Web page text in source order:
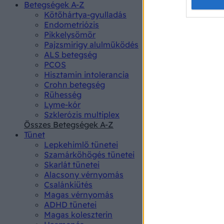
Betegségek A-Z
Kötőhártya-gyulladás
Endometriózis
Pikkelysömör
Pajzsmirigy alulműködés
ALS betegség
PCOS
Hisztamin intolerancia
Crohn betegség
Rühesség
Lyme-kór
Szklerózis multiplex
Összes Betegségek A-Z
Tünet
Lepkehimlő tünetei
Szamárköhögés tünetei
Skarlát tünetei
Alacsony vérnyomás
Csalánkiütés
Magas vérnyomás
ADHD tünetei
Magas koleszterin